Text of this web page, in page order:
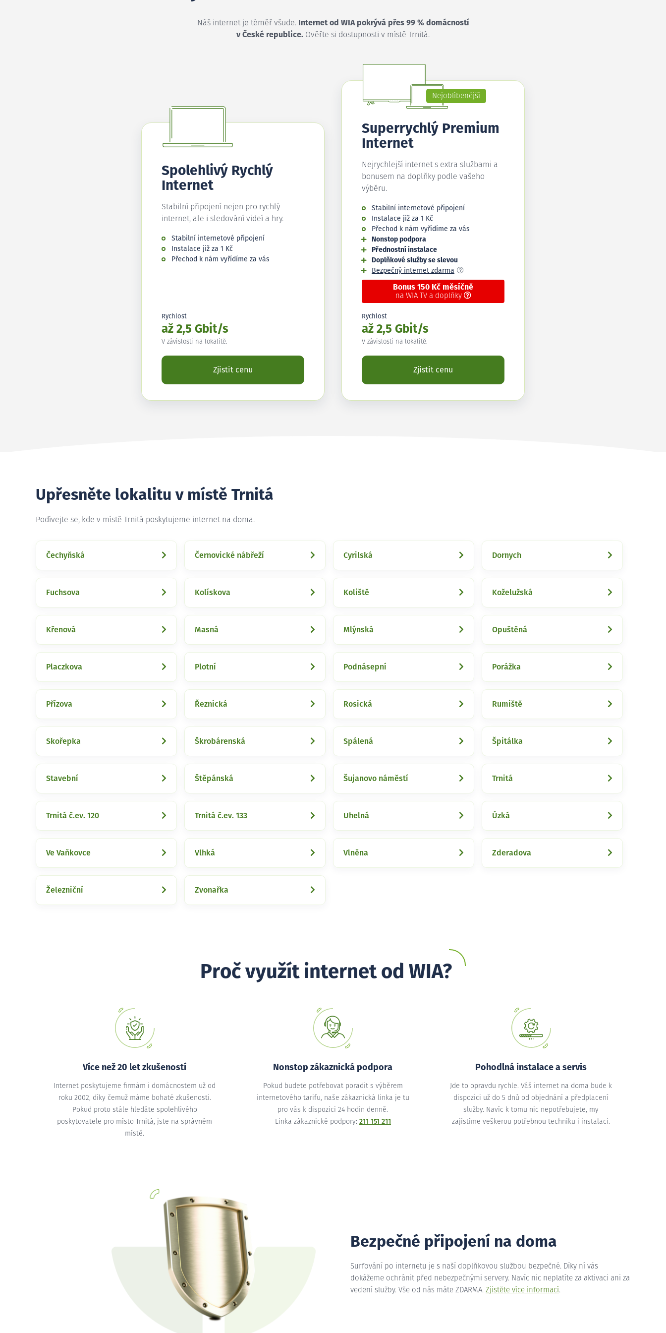
Náš internet je téměř všude.
Internet od WIA pokrývá přes 99 % domácností
v České republice. Ověřte si dostupnosti v místě Trnitá.
Spolehlivý Rychlý
Internet
Stabilní připojení nejen pro rychlý
internet, ale i sledování videí a hry.
Stabilní internetové připojení
Instalace již za 1 Kč
Přechod k nám vyřídíme za vás
Rychlost
až 2,5 Gbit/s
V závislosti na lokalitě.
Zjistit cenu
Nejoblíbenější
Superrychlý Premium
Internet
Nejrychlejší internet s extra službami a
bonusem na doplňky podle vašeho
výběru.
Stabilní internetové připojení
Instalace již za 1 Kč
Přechod k nám vyřídíme za vás
Nonstop podpora
Přednostní instalace
Doplňkové služby se slevou
Bezpečný internet zdarma
Bonus 150 Kč měsíčně
na WIA TV a doplňky
Rychlost
až 2,5 Gbit/s
V závislosti na lokalitě.
Zjistit cenu
Upřesněte lokalitu v místě Trnitá
Podívejte se, kde v místě Trnitá poskytujeme internet na doma.
Čechyňská Černovické nábřeží Cyrilská Dornych
Fuchsova Kolískova Koliště Koželužská
Křenová Masná Mlýnská Opuštěná
Placzkova Plotní Podnásepní Porážka
Přízova Řeznická Rosická Rumiště
Skořepka Škrobárenská Spálená Špitálka
Stavební Štěpánská Šujanovo náměstí Trnitá
Trnitá č.ev. 120 Trnitá č.ev. 133 Uhelná Úzká
Ve Vaňkovce Vlhká Vlněna Zderadova
Železniční Zvonařka
Proč využít internet od WIA?
Více než 20 let zkušeností
Internet poskytujeme firmám i domácnostem už od
roku 2002, díky čemuž máme bohaté zkušenosti.
Pokud proto stále hledáte spolehlivého
poskytovatele pro místo Trnitá, jste na správném
místě.
Nonstop zákaznická podpora
Pokud budete potřebovat poradit s výběrem
internetového tarifu, naše zákaznická linka je tu
pro vás k dispozici 24 hodin denně.
Linka zákaznické podpory: 211 151 211
Pohodlná instalace a servis
Jde to opravdu rychle. Váš internet na doma bude k
dispozici už do 5 dnů od objednání a předplacení
služby. Navíc k tomu nic nepotřebujete, my
zajistíme veškerou potřebnou techniku i instalaci.
Bezpečné připojení na doma
Surfování po internetu je s naší doplňkovou službou bezpečné. Díky ní vás
dokážeme ochránit před nebezpečnými servery. Navíc nic neplatíte za aktivaci ani za
vedení služby. Vše od nás máte ZDARMA. Zjistěte více informací.